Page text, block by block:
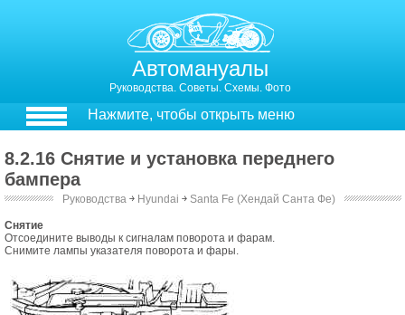
Автомануалы
Руководства. Советы. Схемы. Фото
Нажмите, чтобы открыть меню
8.2.16 Снятие и установка переднего
бампера
Руководства ￫ Hyundai ￫ Santa Fe (Хендай Санта Фе)
Снятие
Отсоедините выводы к сигналам поворота и фарам.
Снимите лампы указателя поворота и фары.